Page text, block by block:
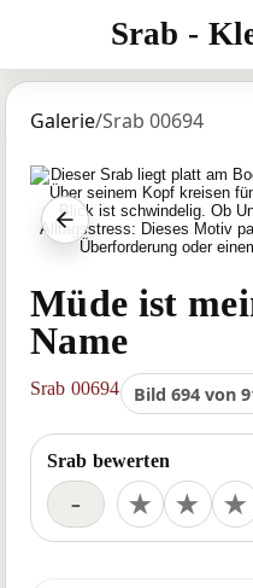
Srab -
Galerie/Srab 00694
Vorheriger Srab
Müde ist
Name
Srab 00694 Bild 694 von
Srab bewerten
– Deine ★
★
★